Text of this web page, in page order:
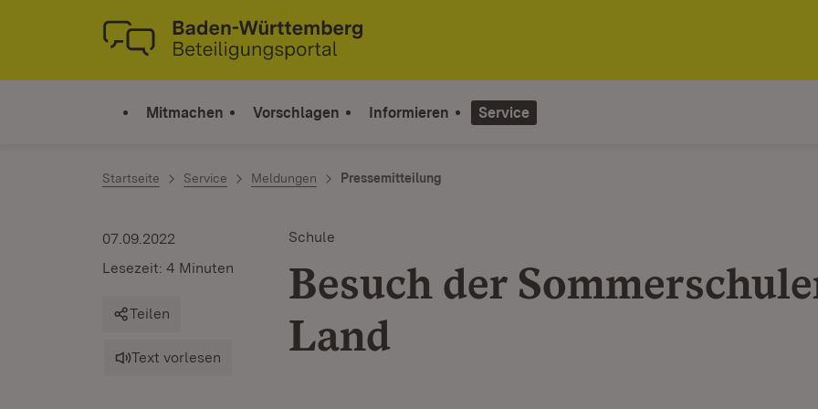
Zum Inhalt springen
Link zur Startseite
Mitmachen Vorschlagen Informieren Service
Startseite Service Meldungen Pressemitteilung
Schule
Besuch der
Land
07.09.2022
Lesezeit: 4 Minuten
Teilen
Text vorlesen